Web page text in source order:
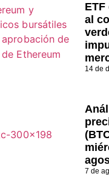
ETF
al
14 de
7 de